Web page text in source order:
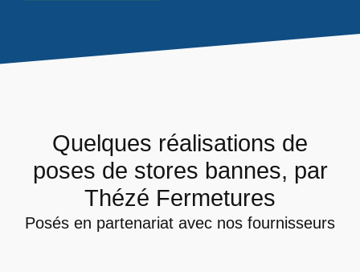
Quelques réalisations de
poses de stores bannes, par
Thézé Fermetures
Posés en partenariat avec nos fournisseurs